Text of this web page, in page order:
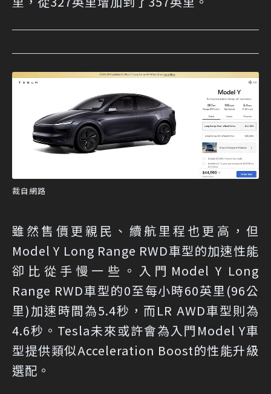
裁自網路
雖然售價更親民、續航里程也更高，但
Model Y Long Range RWD車型的加速性能
卻比從手慢一些。入門Model Y Long
Range RWD車型的0至每小時60英里(96公
里)加速時間為5.4秒，而LR AWD車型則為
4.6秒。Tesla未來或許會為入門Model Y車
型提供類似Acceleration Boost的性能升級
選配。